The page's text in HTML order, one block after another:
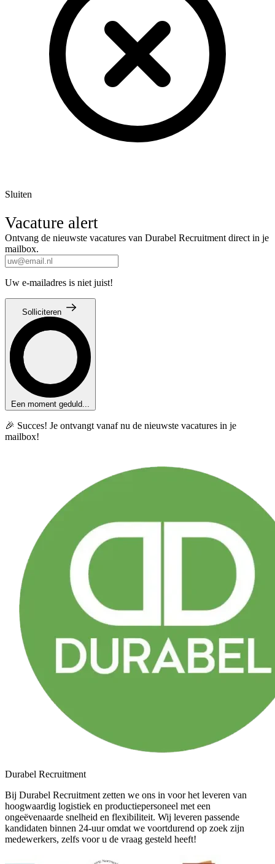
Sluiten
Vacature alert
Ontvang de nieuwste vacatures van Durabel Recruitment direct in je
mailbox.
Uw e-mailadres is niet juist!
Solliciteren
Een moment geduld...
🎉 Succes! Je ontvangt vanaf nu de nieuwste vacatures in je
mailbox!
Durabel Recruitment
Bij Durabel Recruitment zetten we ons in voor het leveren van
hoogwaardig logistiek en productiepersoneel met een
ongeëvenaarde snelheid en flexibiliteit. Wij leveren passende
kandidaten binnen 24-uur omdat we voortdurend op zoek zijn
medewerkers, zelfs voor u de vraag gesteld heeft!